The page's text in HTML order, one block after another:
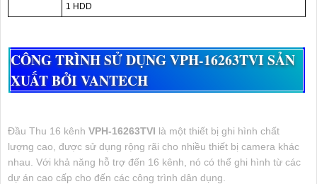
1 HDD
CÔNG TRÌNH SỬ DỤNGVPH-16263TVISẢN
XUẤT BỞI VANTECH
Đầu Thu 16 kênh VPH-16263TVI là một thiết bị ghi hình chất
lượng cao, được sử dụng rộng rãi cho nhiều thiết bị camera khác
nhau. Với khả năng hỗ trợ đến 16 kênh, nó có thể ghi hình từ các
dự án cao cấp cho đến các công trình dân dụng.